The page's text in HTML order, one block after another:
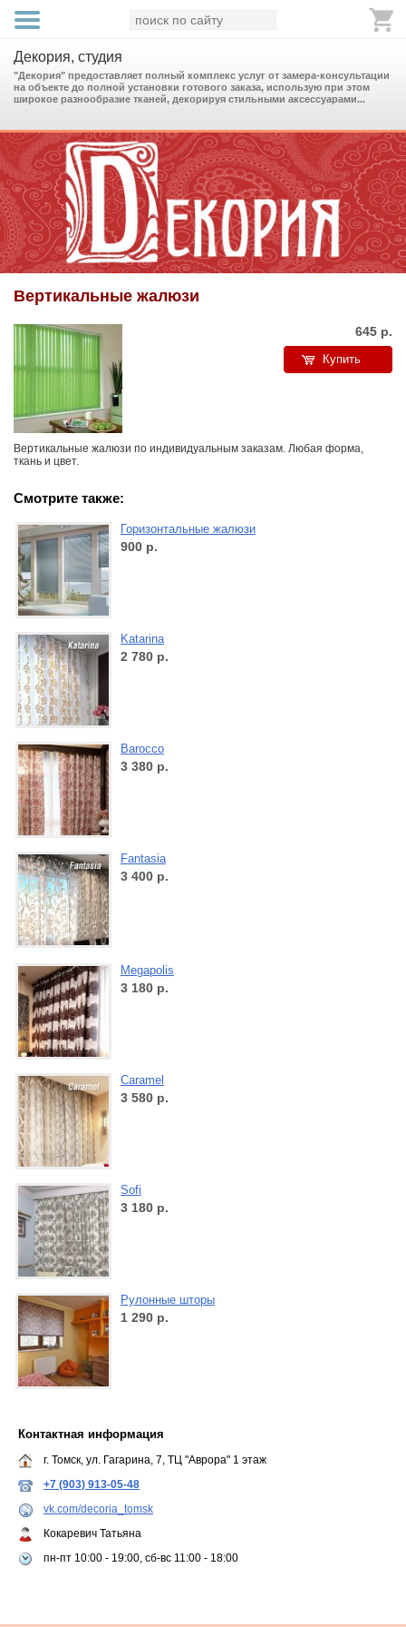
Декория, студия
"Декория" предоставляет полный комплекс услуг от замера-консультации
на объекте до полной установки готового заказа, использую при этом
широкое разнообразие тканей, декорируя стильными аксессуарами...
Вертикальные жалюзи
645 р.
Купить
Вертикальные жалюзи по индивидуальным заказам. Любая форма,
ткань и цвет.
Смотрите также:
Горизонтальные жалюзи
900 р.
Katarina
2 780 р.
Barocco
3 380 р.
Fantasia
3 400 р.
Megapolis
3 180 р.
Caramel
3 580 р.
Sofi
3 180 р.
Рулонные шторы
1 290 р.
Контактная информация
г. Томск, ул. Гагарина, 7, ТЦ "Аврора" 1 этаж
+7 (903) 913-05-48
vk.com/decoria_tomsk
Кокаревич Татьяна
пн-пт 10:00 - 19:00, сб-вс 11:00 - 18:00